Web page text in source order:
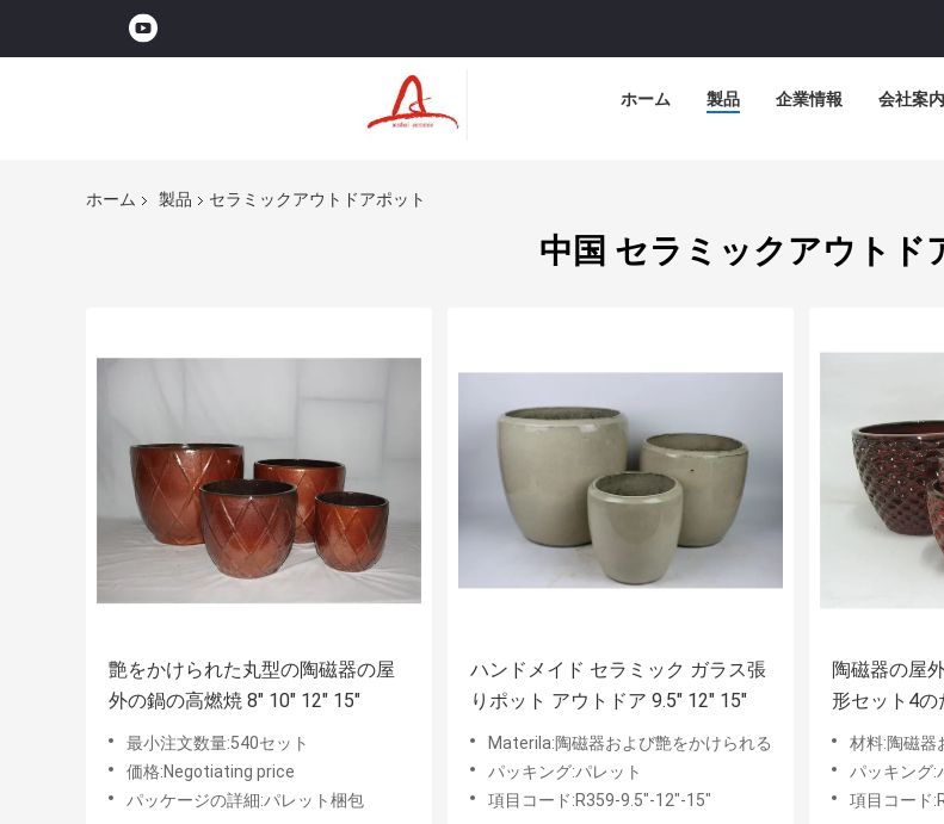
ホーム 製品 企業情報 会社案内
ホーム 製品 セラミックアウトドアポット
中国 セラミックアウトド
艶をかけられた丸型の陶磁器の屋
外の鍋の高燃焼 8" 10" 12" 15"
最小注文数量:540セット
価格:Negotiating price
パッケージの詳細:パレット梱包
ハンドメイド セラミック ガラス張
りポット アウトドア 9.5" 12" 15"
Materila:陶磁器および艶をかけられる
パッキング:パレット
項目コード:R359-9.5"-12"-15"
陶磁器の屋
形セット4の
動させた
材料:陶磁器
パッキング:
項目コード